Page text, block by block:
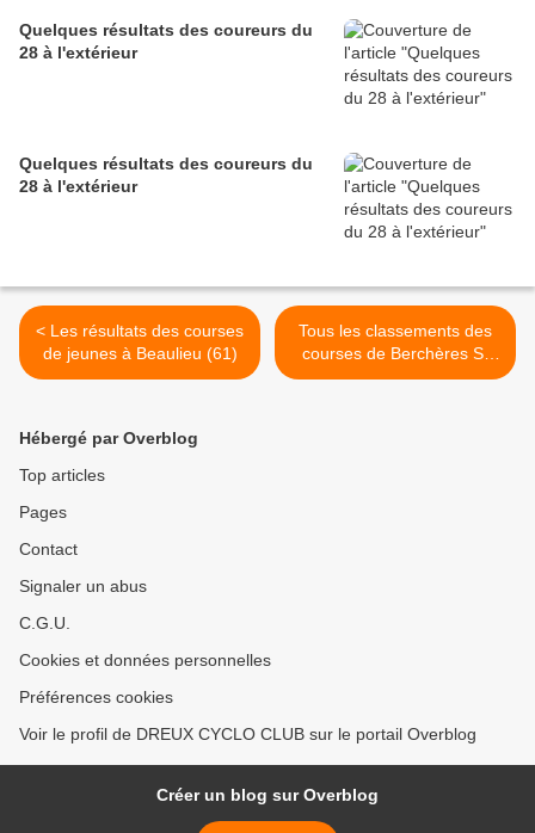
Quelques résultats des coureurs du
28 à l'extérieur
Quelques résultats des coureurs du
28 à l'extérieur
< Les résultats des courses
de jeunes à Beaulieu (61)
Tous les classements des
courses de Berchères St
Germain (28) >
Hébergé par Overblog
Top articles
Pages
Contact
Signaler un abus
C.G.U.
Cookies et données personnelles
Préférences cookies
Voir le profil de DREUX CYCLO CLUB sur le portail Overblog
Créer un blog sur Overblog